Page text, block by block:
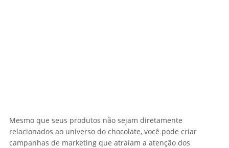
Mesmo que seus produtos não sejam diretamente
relacionados ao universo do chocolate, você pode criar
campanhas de marketing que atraiam a atenção dos